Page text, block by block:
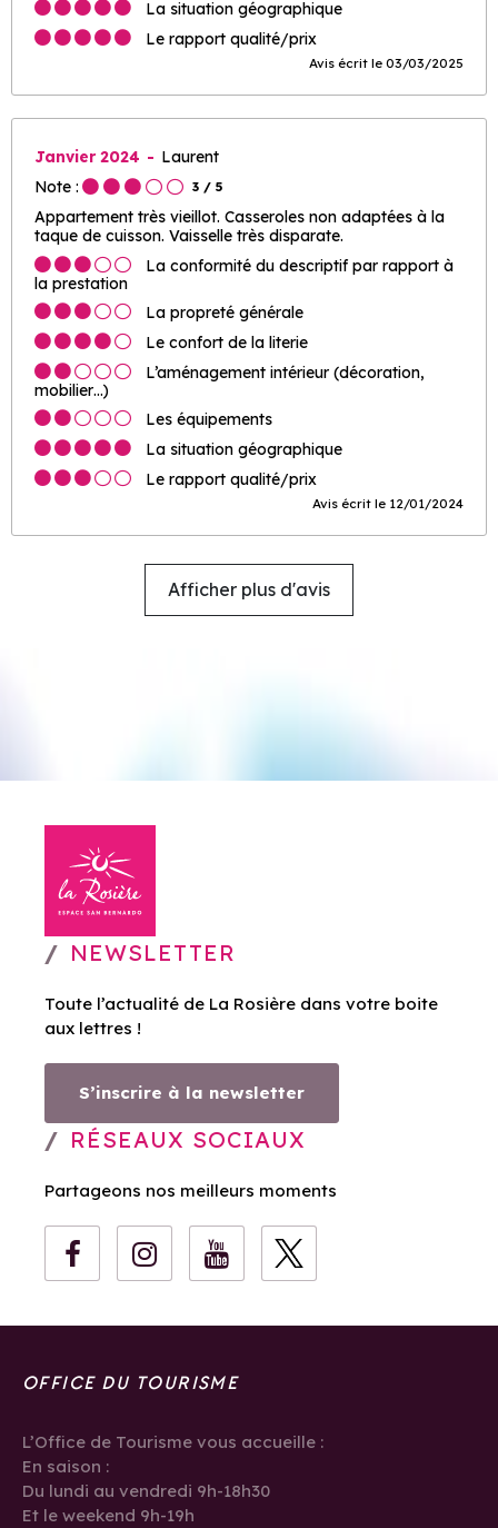
La situation géographique
Le rapport qualité/prix
Avis écrit le 03/03/2025
Janvier 2024
Laurent
Note :
3 / 5
Appartement très vieillot. Casseroles non adaptées à la
taque de cuisson. Vaisselle très disparate.
La conformité du descriptif par rapport à
la prestation
La propreté générale
Le confort de la literie
L’aménagement intérieur (décoration,
mobilier…)
Les équipements
La situation géographique
Le rapport qualité/prix
Avis écrit le 12/01/2024
Afficher plus d'avis
NEWSLETTER
Toute l’actualité de La Rosière dans votre boite
aux lettres !
S’inscrire à la newsletter
RÉSEAUX SOCIAUX
Partageons nos meilleurs moments
OFFICE DU TOURISME
L’Office de Tourisme vous accueille :
En saison :
Du lundi au vendredi 9h-18h30
Et le weekend 9h-19h